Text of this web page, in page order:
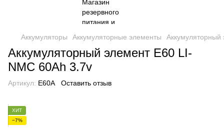
Аккумуляторы Аккумуляторные элементы Аккумуляторный
Аккумуляторный элемент E60 LI-
NMC 60Ah 3.7v
Артикул: E60A Оставить отзыв
ХИТ
−7%